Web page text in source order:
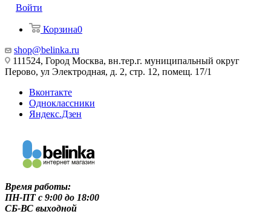
Войти
Корзина0
shop@belinka.ru
111524, Город Москва, вн.тер.г. муниципальный округ
Перово, ул Электродная, д. 2, стр. 12, помещ. 17/1
Вконтакте
Одноклассники
Яндекс.Дзен
Время работы:
ПН-ПТ c 9:00 до 18:00
СБ-ВС выходной